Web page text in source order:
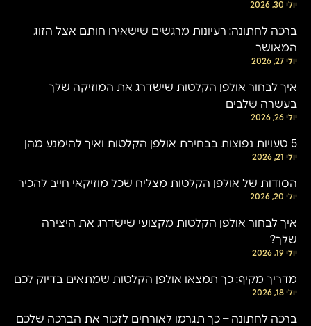
יולי 30, 2026
ברכה לחתונה: רעיונות מרגשים שישאירו חותם אצל הזוג
המאושר
יולי 27, 2026
איך לבחור אולפן הקלטות שישדרג את המוזיקה שלך
בעשרה שלבים
יולי 26, 2026
5 טעויות נפוצות בבחירת אולפן הקלטות ואיך להימנע מהן
יולי 21, 2026
הסודות של אולפן הקלטות מצליח שכל מוזיקאי חייב להכיר
יולי 20, 2026
איך לבחור אולפן הקלטות מקצועי שישדרג את היצירה
שלך?
יולי 19, 2026
מדריך מקיף: כך תמצאו אולפן הקלטות שמתאים בדיוק לכם
יולי 18, 2026
ברכה לחתונה – כך תגרמו לאורחים לזכור את הברכה שלכם